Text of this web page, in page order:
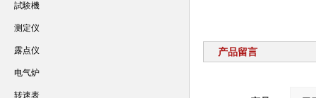
产品留言
試験機
测定仪
露点仪
电气炉
转速表